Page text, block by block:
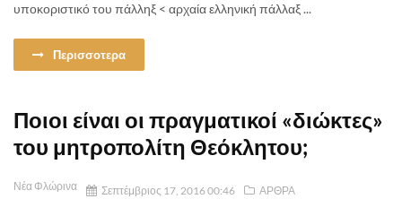
υποκοριστικό του πάλληξ < αρχαία ελληνική πάλλαξ ...
Περισσοτερα
Ποιοι είναι οι πραγματικοί «διώκτες»
του μητροπολίτη Θεόκλητου;
Νέα Φλώρινα Σεπτέμβριος 17, 2016 00:46 ΑΡΘΡΑ